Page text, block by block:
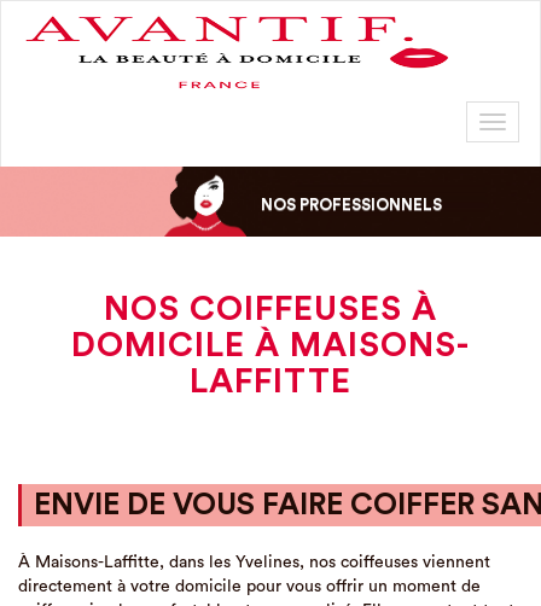
NOS PROFESSIONNELS
NOS COIFFEUSES À
DOMICILE À MAISONS-
LAFFITTE
ENVIE DE VOUS FAIRE COIFFER
À Maisons-Laffitte, dans les Yvelines, nos coiffeuses viennent
directement à votre domicile pour vous offrir un moment de